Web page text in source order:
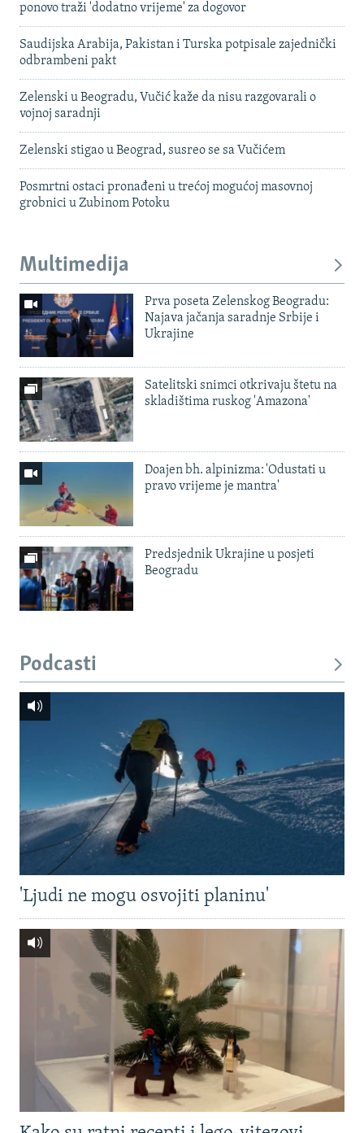
ponovo traži 'dodatno vrijeme' za dogovor
Saudijska Arabija, Pakistan i Turska potpisale zajednički
odbrambeni pakt
Zelenski u Beogradu, Vučić kaže da nisu razgovarali o
vojnoj saradnji
Zelenski stigao u Beograd, susreo se sa Vučićem
Posmrtni ostaci pronađeni u trećoj mogućoj masovnoj
grobnici u Zubinom Potoku
Multimedija
Prva poseta Zelenskog Beogradu:
Najava jačanja saradnje Srbije i
Ukrajine
Satelitski snimci otkrivaju štetu na
skladištima ruskog 'Amazona'
Doajen bh. alpinizma: 'Odustati u
pravo vrijeme je mantra'
Predsjednik Ukrajine u posjeti
Beogradu
Podcasti
'Ljudi ne mogu osvojiti planinu'